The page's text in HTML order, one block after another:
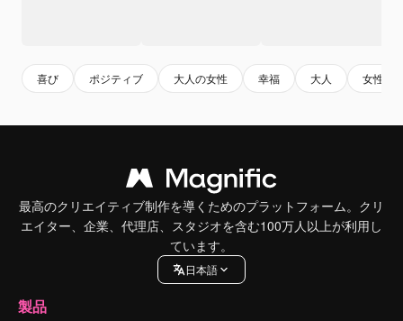
喜び ポジティブ 大人の女性 幸福 大人 女性
最高のクリエイティブ制作を導くためのプラットフォーム。クリ
エイター、企業、代理店、スタジオを含む100万人以上が利用し
ています。
日本語
製品